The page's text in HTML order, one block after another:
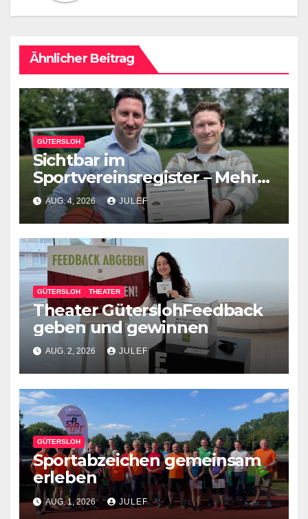
Ähnlicher Beitrag
GÜTERSLOH
Sichtbar im
Sportvereinsregister – Mehr
Werbung für den eigenen
Verein
AUG. 4, 2026 JULEF
GÜTERSLOH THEATER
Theater GüterslohFeedback
geben und gewinnen
AUG. 2, 2026 JULEF
GÜTERSLOH
Sportabzeichen gemeinsam
erleben
AUG. 1, 2026 JULEF